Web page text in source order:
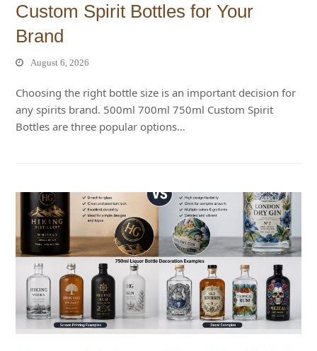
Custom Spirit Bottles for Your
Brand
August 6, 2026
Choosing the right bottle size is an important decision for
any spirits brand. 500ml 700ml 750ml Custom Spirit
Bottles are three popular options…